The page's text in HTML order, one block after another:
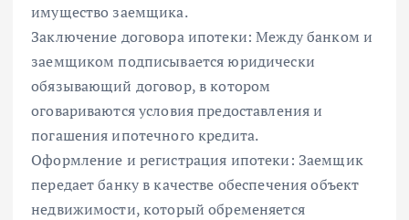
имущество заемщика.
Заключение договора ипотеки: Между банком и
заемщиком подписывается юридически
обязывающий договор, в котором
оговариваются условия предоставления и
погашения ипотечного кредита.
Оформление и регистрация ипотеки: Заемщик
передает банку в качестве обеспечения объект
недвижимости, который обременяется